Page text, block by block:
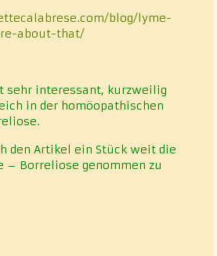
blog/lyme-
about-that/
sehr interessant, kurzweilig
in der homöopathischen
den Artikel ein Stück weit die
– Borreliose genommen zu